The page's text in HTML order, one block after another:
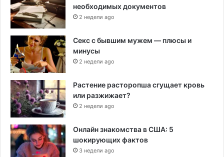
необходимых документов
2 недели ago
Секс с бывшим мужем — плюсы и
минусы
2 недели ago
Растение расторопша сгущает кровь
или разжижает?
2 недели ago
Онлайн знакомства в США: 5
шокирующих фактов
3 недели ago